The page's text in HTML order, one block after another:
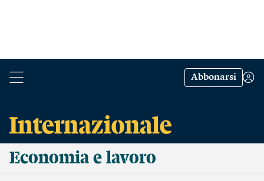
Abbonarsi
Economia e lavoro